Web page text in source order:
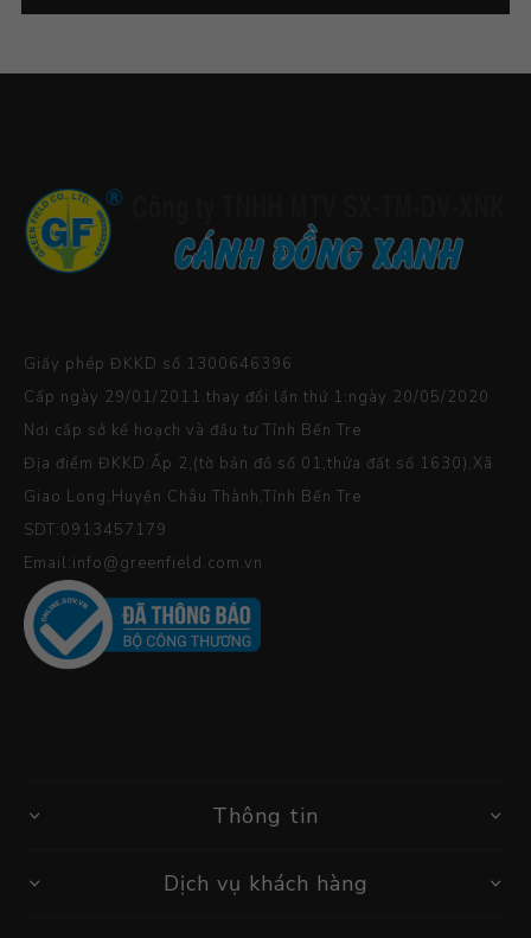
Giấy phép ĐKKD số 1300646396
Cấp ngày 29/01/2011.thay đổi lần thứ 1:ngày 20/05/2020
Nơi cấp sở kế hoạch và đầu tư Tỉnh Bến Tre
Địa điểm ĐKKD:Ấp 2,(tờ bản đồ số 01,thửa đất số 1630),Xã
Giao Long,Huyện Châu Thành,Tỉnh Bến Tre
SDT:0913457179
Email:info@greenfield.com.vn
Thông tin
Dịch vụ khách hàng